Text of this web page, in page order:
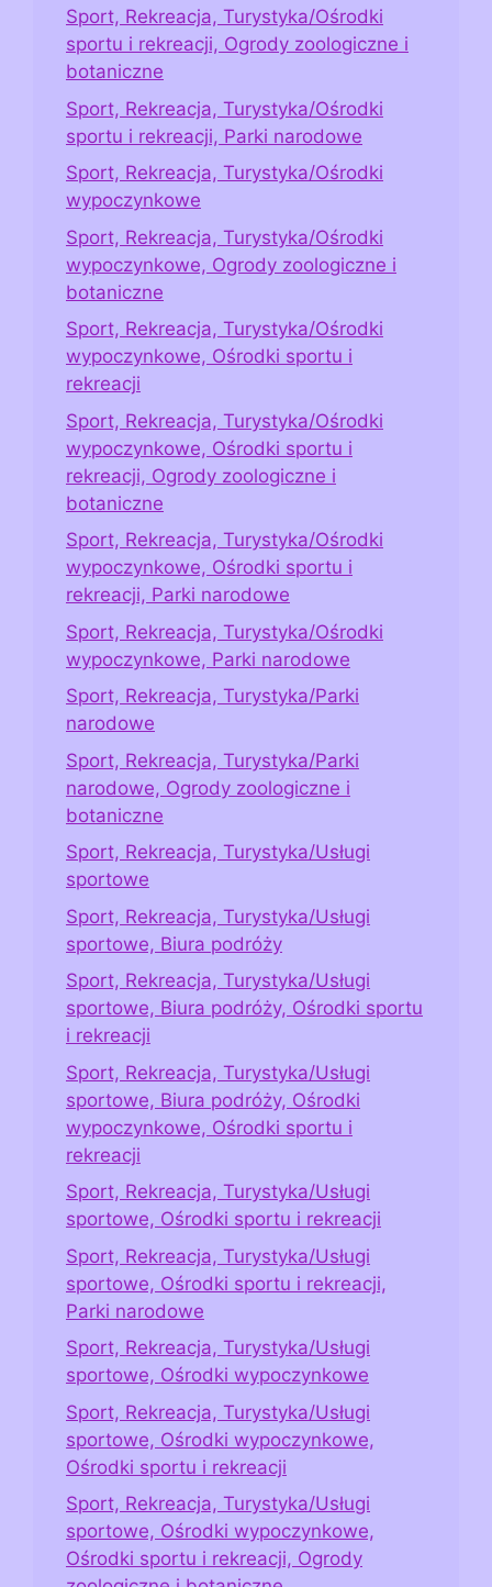
Sport, Rekreacja, Turystyka/Ośrodki
sportu i rekreacji, Ogrody zoologiczne i
botaniczne
Sport, Rekreacja, Turystyka/Ośrodki
sportu i rekreacji, Parki narodowe
Sport, Rekreacja, Turystyka/Ośrodki
wypoczynkowe
Sport, Rekreacja, Turystyka/Ośrodki
wypoczynkowe, Ogrody zoologiczne i
botaniczne
Sport, Rekreacja, Turystyka/Ośrodki
wypoczynkowe, Ośrodki sportu i
rekreacji
Sport, Rekreacja, Turystyka/Ośrodki
wypoczynkowe, Ośrodki sportu i
rekreacji, Ogrody zoologiczne i
botaniczne
Sport, Rekreacja, Turystyka/Ośrodki
wypoczynkowe, Ośrodki sportu i
rekreacji, Parki narodowe
Sport, Rekreacja, Turystyka/Ośrodki
wypoczynkowe, Parki narodowe
Sport, Rekreacja, Turystyka/Parki
narodowe
Sport, Rekreacja, Turystyka/Parki
narodowe, Ogrody zoologiczne i
botaniczne
Sport, Rekreacja, Turystyka/Usługi
sportowe
Sport, Rekreacja, Turystyka/Usługi
sportowe, Biura podróży
Sport, Rekreacja, Turystyka/Usługi
sportowe, Biura podróży, Ośrodki sportu
i rekreacji
Sport, Rekreacja, Turystyka/Usługi
sportowe, Biura podróży, Ośrodki
wypoczynkowe, Ośrodki sportu i
rekreacji
Sport, Rekreacja, Turystyka/Usługi
sportowe, Ośrodki sportu i rekreacji
Sport, Rekreacja, Turystyka/Usługi
sportowe, Ośrodki sportu i rekreacji,
Parki narodowe
Sport, Rekreacja, Turystyka/Usługi
sportowe, Ośrodki wypoczynkowe
Sport, Rekreacja, Turystyka/Usługi
sportowe, Ośrodki wypoczynkowe,
Ośrodki sportu i rekreacji
Sport, Rekreacja, Turystyka/Usługi
sportowe, Ośrodki wypoczynkowe,
Ośrodki sportu i rekreacji, Ogrody